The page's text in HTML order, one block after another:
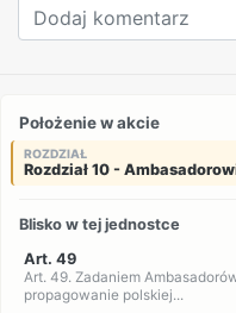
Położenie w akcie
ROZDZIAŁ
Rozdział 10 -
Blisko w tej jednostce
Art. 49
Art. 49. Zadaniem
propagowanie polskiej...